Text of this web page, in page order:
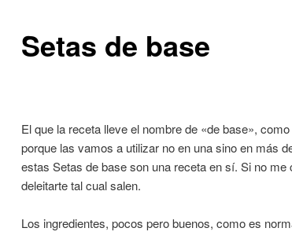
Setas de base
El que la receta lleve el nombre de «de base»,
porque las vamos a utilizar no en una sino en más
estas Setas de base son una receta en sí. Si no
deleitarte tal cual salen.
Los ingredientes, pocos pero buenos, como es